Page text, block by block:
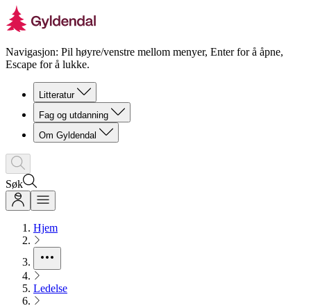
Navigasjon: Pil høyre/venstre mellom menyer, Enter for å åpne,
Escape for å lukke.
Litteratur
Fag og utdanning
Om Gyldendal
Søk
Hjem
Ledelse